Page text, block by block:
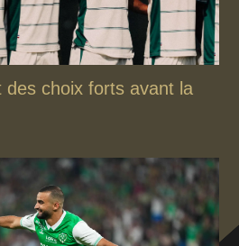
des choix forts avant la